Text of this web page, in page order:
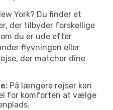
York? Du finder et
der tilbyder forskellige
du er ude efter
flyvningen eller
der matcher dine
På længere rejser kan
for komforten at vælge